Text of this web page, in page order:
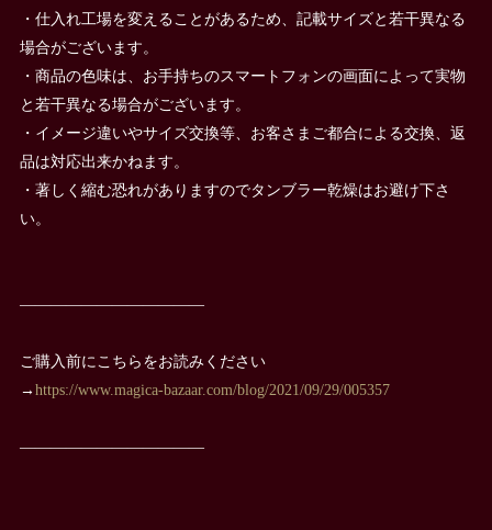
・仕入れ工場を変えることがあるため、記載サイズと若干異なる
場合がございます。
・商品の色味は、お手持ちのスマートフォンの画面によって実物
と若干異なる場合がございます。
・イメージ違いやサイズ交換等、お客さまご都合による交換、返
品は対応出来かねます。
・著しく縮む恐れがありますのでタンブラー乾燥はお避け下さ
い。
————————————
ご購入前にこちらをお読みください
→https://www.magica-bazaar.com/blog/2021/09/29/005357
————————————